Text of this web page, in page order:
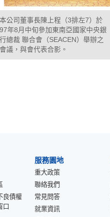
本公司董事長陳上程（3排左7）於
97年8月中旬參加東南亞國家中央銀
行總裁 聯合會（SEACEN）舉辦之
會議，與會代表合影。
良債權
口
服務園地
重大政策
聯絡我們
常見問答
就業資訊